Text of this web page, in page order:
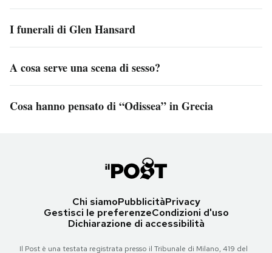
I funerali di Glen Hansard
A cosa serve una scena di sesso?
Cosa hanno pensato di “Odissea” in Grecia
Chi siamoPubblicitàPrivacy
Gestisci le preferenzeCondizioni d'uso
Dichiarazione di accessibilità
Il Post è una testata registrata presso il Tribunale di Milano, 419 del